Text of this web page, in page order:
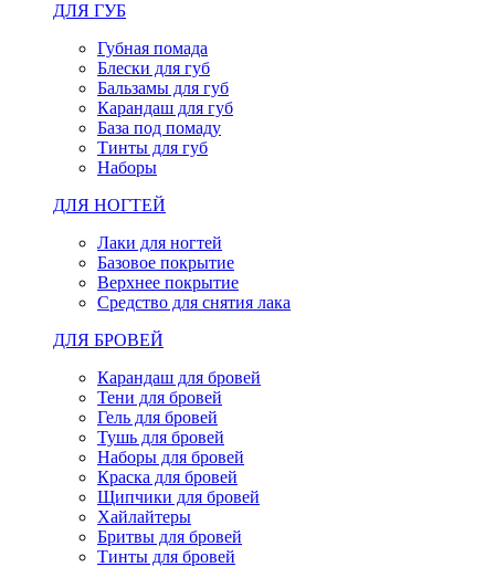
ДЛЯ ГУБ
Губная помада
Блески для губ
Бальзамы для губ
Карандаш для губ
База под помаду
Тинты для губ
Наборы
ДЛЯ НОГТЕЙ
Лаки для ногтей
Базовое покрытие
Верхнее покрытие
Средство для снятия лака
ДЛЯ БРОВЕЙ
Карандаш для бровей
Тени для бровей
Гель для бровей
Тушь для бровей
Наборы для бровей
Краска для бровей
Щипчики для бровей
Хайлайтеры
Бритвы для бровей
Тинты для бровей